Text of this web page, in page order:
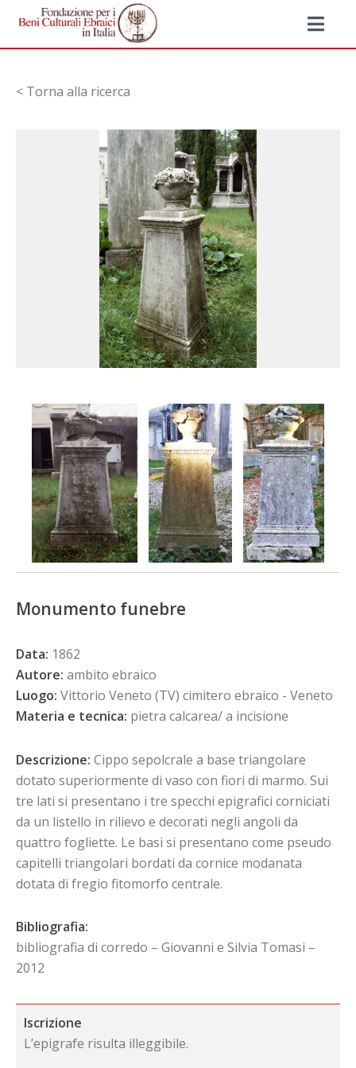
< Torna alla ricerca
Monumento funebre
Data: 1862
Autore: ambito ebraico
Luogo: Vittorio Veneto (TV) cimitero ebraico - Veneto
Materia e tecnica: pietra calcarea/ a incisione
Descrizione: Cippo sepolcrale a base triangolare
dotato superiormente di vaso con fiori di marmo. Sui
tre lati si presentano i tre specchi epigrafici corniciati
da un listello in rilievo e decorati negli angoli da
quattro fogliette. Le basi si presentano come pseudo
capitelli triangolari bordati da cornice modanata
dotata di fregio fitomorfo centrale.
Bibliografia:
bibliografia di corredo – Giovanni e Silvia Tomasi –
2012
Iscrizione
L’epigrafe risulta illeggibile.